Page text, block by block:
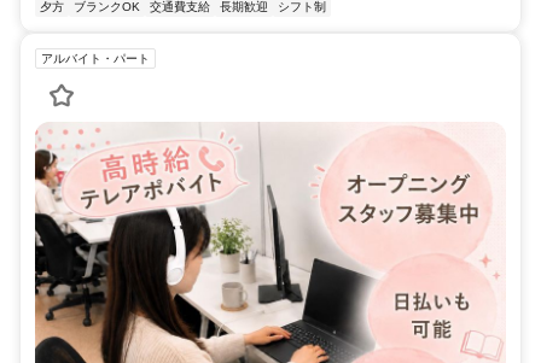
夕方
ブランクOK 交通費支給 長期歓迎 シフト制
アルバイト・パート